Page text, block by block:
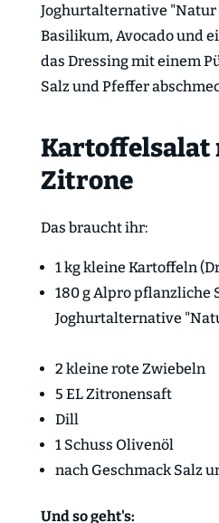
Joghurtalternative "Natur
Basilikum, Avocado und
das Dressing mit einem
Salz und Pfeffer
Kartoffelsalat
Zitrone
Das braucht ihr:
1 kg kleine Kartoffeln
180 g Alpro pflanzliche
Joghurtalternative
2 kleine rote Zwiebeln
5 EL Zitronensaft
Dill
1 Schuss Olivenöl
nach Geschmack Salz
Und so geht's: